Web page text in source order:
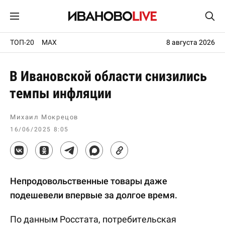
ТОП-20 MAX 8 августа 2026
В Ивановской области снизились
темпы инфляции
Михаил Мокрецов
16/06/2025 8:05
Непродовольственные товары даже
подешевели впервые за долгое время.
По данным Росстата, потребительская